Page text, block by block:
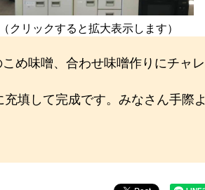
クリックすると拡大表示します）
め味噌、合わせ味噌作りにチャレ
填して完成です。みなさん手際よ